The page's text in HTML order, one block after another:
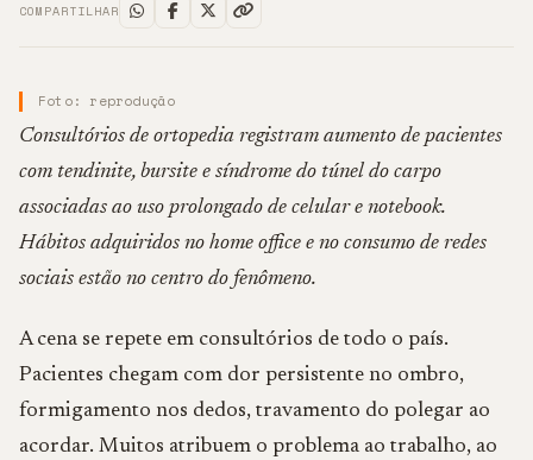
COMPARTILHAR
Foto: reprodução
Consultórios de ortopedia registram aumento de pacientes
com tendinite, bursite e síndrome do túnel do carpo
associadas ao uso prolongado de celular e notebook.
Hábitos adquiridos no home office e no consumo de redes
sociais estão no centro do fenômeno.
A cena se repete em consultórios de todo o país.
Pacientes chegam com dor persistente no ombro,
formigamento nos dedos, travamento do polegar ao
acordar. Muitos atribuem o problema ao trabalho, ao